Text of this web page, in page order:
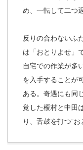
め、一転して二つ
反りの合わないふ
は「おとりよせ」
自宅での作業が多
を入手することが
ある。奇遇にも同
覚した榎村と中田
り、舌鼓を打つ”お